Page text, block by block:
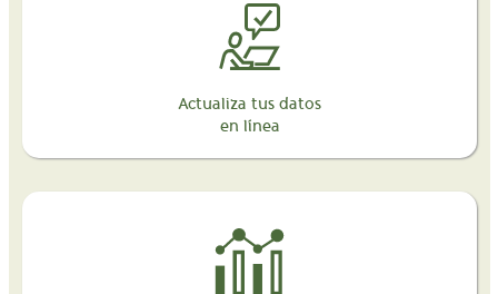
Actualiza tus datos
en línea